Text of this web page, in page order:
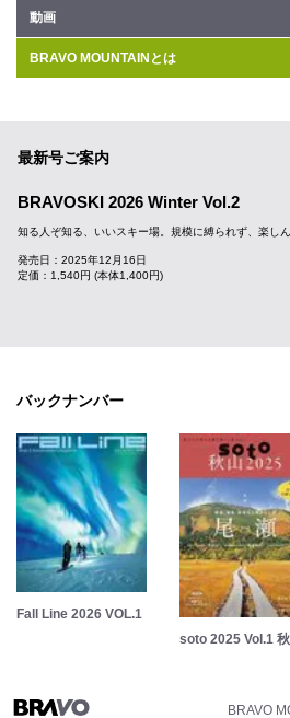
動画
BRAVO MOUNTAINとは
最新号ご案内
BRAVOSKI 2026 Winter Vol.2
知る人ぞ知る、いいスキー場。規模に縛られず、楽し
発売日：2025年12月16日
定価：1,540円 (本体1,400円)
バックナンバー
Fall Line 2026 VOL.1
soto 2025 Vol.1
BRAVO